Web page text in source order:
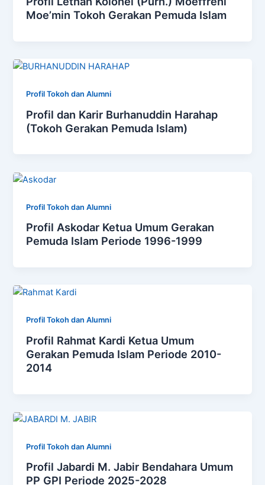
Moe’min Tokoh Gerakan Pemuda Islam
Profil Tokoh dan Alumni
Profil dan Karir Burhanuddin Harahap
(Tokoh Gerakan Pemuda Islam)
Profil Tokoh dan Alumni
Profil Askodar Ketua Umum Gerakan
Pemuda Islam Periode 1996-1999
Profil Tokoh dan Alumni
Profil Rahmat Kardi Ketua Umum
Gerakan Pemuda Islam Periode 2010-
2014
Profil Tokoh dan Alumni
Profil Jabardi M. Jabir Bendahara Umum
PP GPI Periode 2025-2028